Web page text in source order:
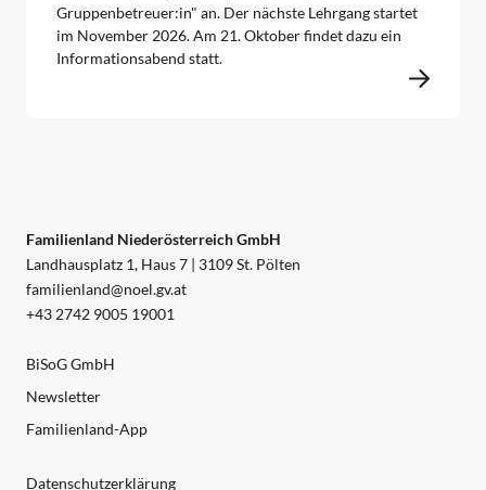
Gruppenbetreuer:in" an. Der nächste Lehrgang startet
im November 2026. Am 21. Oktober findet dazu ein
Informationsabend statt.
Familienland Niederösterreich GmbH
Landhausplatz 1, Haus 7 | 3109 St. Pölten
familienland@noel.gv.at
+43 2742 9005 19001
BiSoG GmbH
Newsletter
Familienland-App
Datenschutzerklärung